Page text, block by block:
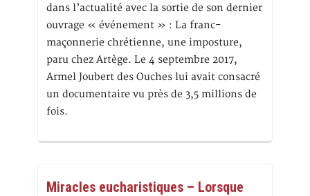
dans l’actualité avec la sortie de son dernier
ouvrage « événement » : La franc-
maçonnerie chrétienne, une imposture,
paru chez Artège. Le 4 septembre 2017,
Armel Joubert des Ouches lui avait consacré
un documentaire vu près de 3,5 millions de
fois.
Miracles eucharistiques – Lorsque